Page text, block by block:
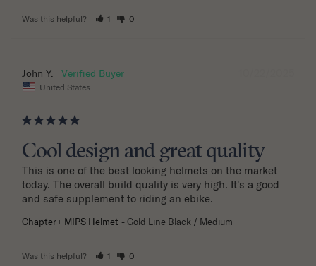
Was this helpful? 1 0
John Y.
United States
Cool design and great quality
This is one of the best looking helmets on the market
today. The overall build quality is very high. It's a good
and safe supplement to riding an ebike.
Chapter+ MIPS Helmet Gold Line Black / Medium
Was this helpful? 1 0